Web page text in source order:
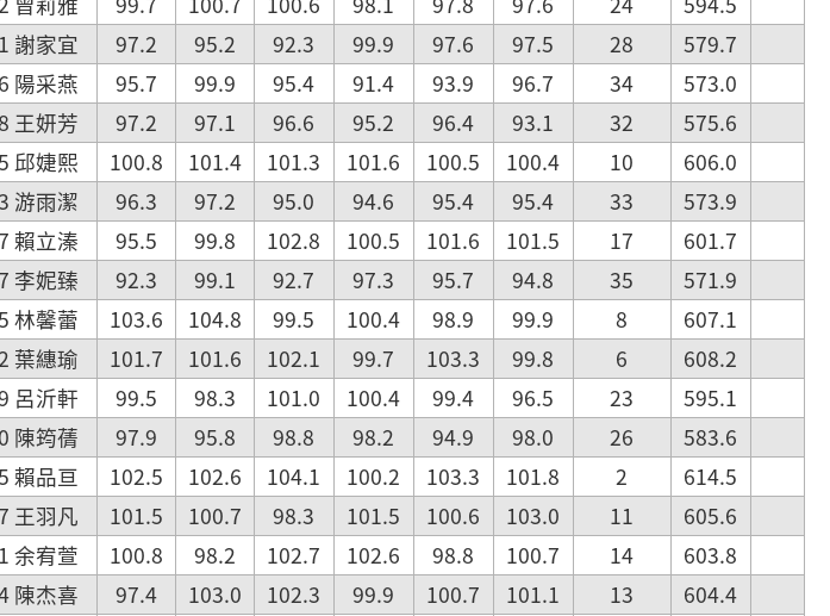
謝家宜 97.2 95.2 92.3 99.9 97.6 97.5 28
579.7
陽采燕 95.7 99.9 95.4 91.4 93.9 96.7 34
573.0
王妍芳 97.2 97.1 96.6 95.2 96.4 93.1 32
575.6
邱婕熙 100.8 101.4 101.3 101.6 100.5 100.4 10
606.0
游雨潔 96.3 97.2 95.0 94.6 95.4 95.4 33
573.9
賴立溱 95.5 99.8 102.8 100.5 101.6 101.5 17
601.7
李妮臻 92.3 99.1 92.7 97.3 95.7 94.8 35
571.9
林馨蕾 103.6 104.8 99.5 100.4 98.9 99.9 8
607.1
葉繐瑜 101.7 101.6 102.1 99.7 103.3 99.8 6
608.2
呂沂軒 99.5 98.3 101.0 100.4 99.4 96.5 23
595.1
陳筠蒨 97.9 95.8 98.8 98.2 94.9 98.0 26
583.6
賴品亘 102.5 102.6 104.1 100.2 103.3 101.8 2
614.5
王羽凡 101.5 100.7 98.3 101.5 100.6 103.0 11
605.6
余宥萱 100.8 98.2 102.7 102.6 98.8 100.7 14
603.8
陳杰喜 97.4 103.0 102.3 99.9 100.7 101.1 13
604.4